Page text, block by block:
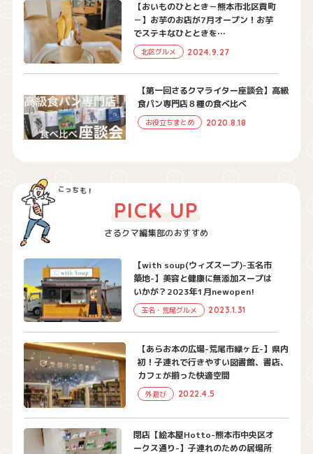
【おいものひととき－熊本市北区貢町
－】お芋のお店が7月オープン！お芋
でステキなひとときを…
北区グルメ 2024.9.27
【第一回さるクマライター座談会】高級
食パン専門店８種の食べ比べ
お役立ちまとめ 2020.8.18
さるクマ編集部のおすすめ
PICK UP
【with soup(ウィズスープ)-玉名市
築地-】美容と健康に無添加スープは
いかが？2023年1月newopen!
玉名・荒尾グルメ 2023.1.31
【あらお本の広場-荒尾市緑ヶ丘-】県内
初！子連れで行きやすい図書館、書店、
カフェが揃った快適空間
外遊び 2022.4.5
閉店【絵本屋Hotto-熊本市中央区オ
ークス通り-】子連れのための居場所